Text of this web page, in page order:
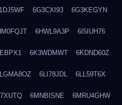
6G3CXI93 6G3KEGYN
6HWL9A3P 6I5IUH76
6K3WDMWT 6KDND60Z
6LI78JDL 6LL59T6X
6MNBISNE 6MRU4GHW